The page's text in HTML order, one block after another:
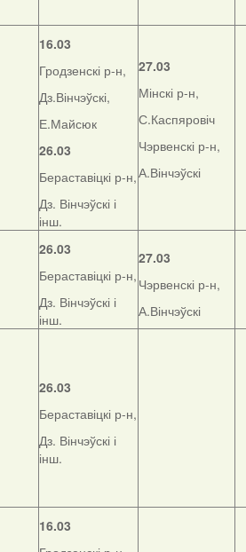
16.03
Гродзенскі р-н,
Дз.Вінчэўскі,
Е.Майсюк
26.03
Бераставіцкі р-н,
Дз. Вінчэўскі і
інш.
27.03
Мінскі р-н,
С.Каспяровіч
Чэрвенскі р-н,
А.Вінчэўскі
26.03
Бераставіцкі р-н,
Дз. Вінчэўскі і
інш.
27.03
Чэрвенскі р-н,
А.Вінчэўскі
26.03
Бераставіцкі р-н,
Дз. Вінчэўскі і
інш.
16.03